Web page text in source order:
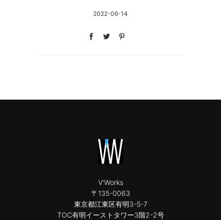
2022-06-14
V'Works
〒135-0063
東京都江東区有明3-5-7
TOC有明イーストタワー3階2-2号